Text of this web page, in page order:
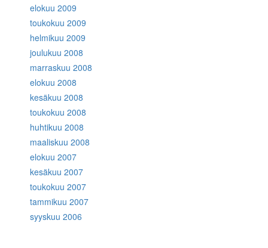
elokuu 2009
toukokuu 2009
helmikuu 2009
joulukuu 2008
marraskuu 2008
elokuu 2008
kesäkuu 2008
toukokuu 2008
huhtikuu 2008
maaliskuu 2008
elokuu 2007
kesäkuu 2007
toukokuu 2007
tammikuu 2007
syyskuu 2006